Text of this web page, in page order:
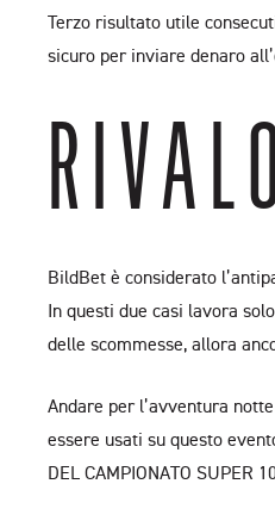
Terzo risultato utile
sicuro per inviare denaro
BildBet è considerato
In questi due casi lavora
delle scommesse, allora
Andare per l’avventura
essere usati su questo
DEL CAMPIONATO SUPER